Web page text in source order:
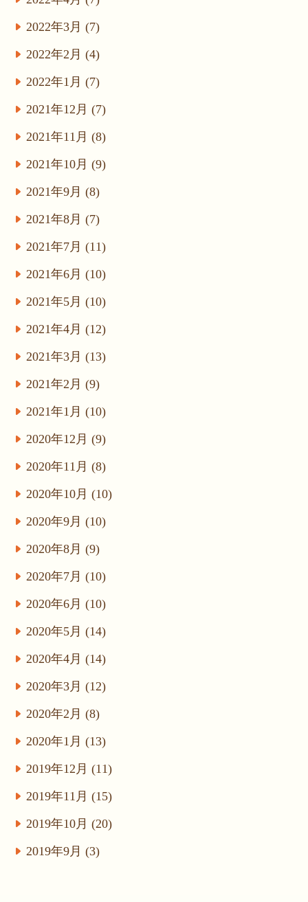
2022年3月 (7)
2022年2月 (4)
2022年1月 (7)
2021年12月 (7)
2021年11月 (8)
2021年10月 (9)
2021年9月 (8)
2021年8月 (7)
2021年7月 (11)
2021年6月 (10)
2021年5月 (10)
2021年4月 (12)
2021年3月 (13)
2021年2月 (9)
2021年1月 (10)
2020年12月 (9)
2020年11月 (8)
2020年10月 (10)
2020年9月 (10)
2020年8月 (9)
2020年7月 (10)
2020年6月 (10)
2020年5月 (14)
2020年4月 (14)
2020年3月 (12)
2020年2月 (8)
2020年1月 (13)
2019年12月 (11)
2019年11月 (15)
2019年10月 (20)
2019年9月 (3)